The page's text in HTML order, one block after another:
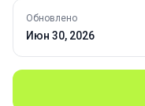
Обновлено
Июн 30, 2026